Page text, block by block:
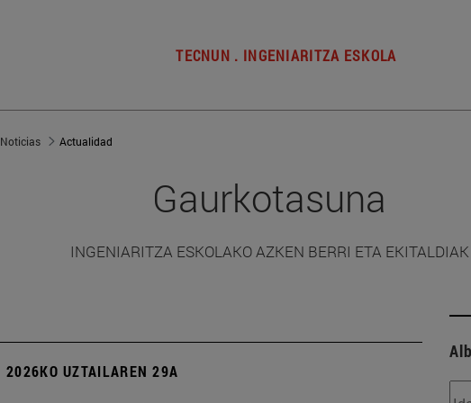
TECNUN . INGENIARITZA ESKOLA
Noticias Actualidad
Gaurkotasuna
INGENIARITZA ESKOLAKO AZKEN BERRI ETA EKITALDIAK
2026KO UZTAILAREN 29A